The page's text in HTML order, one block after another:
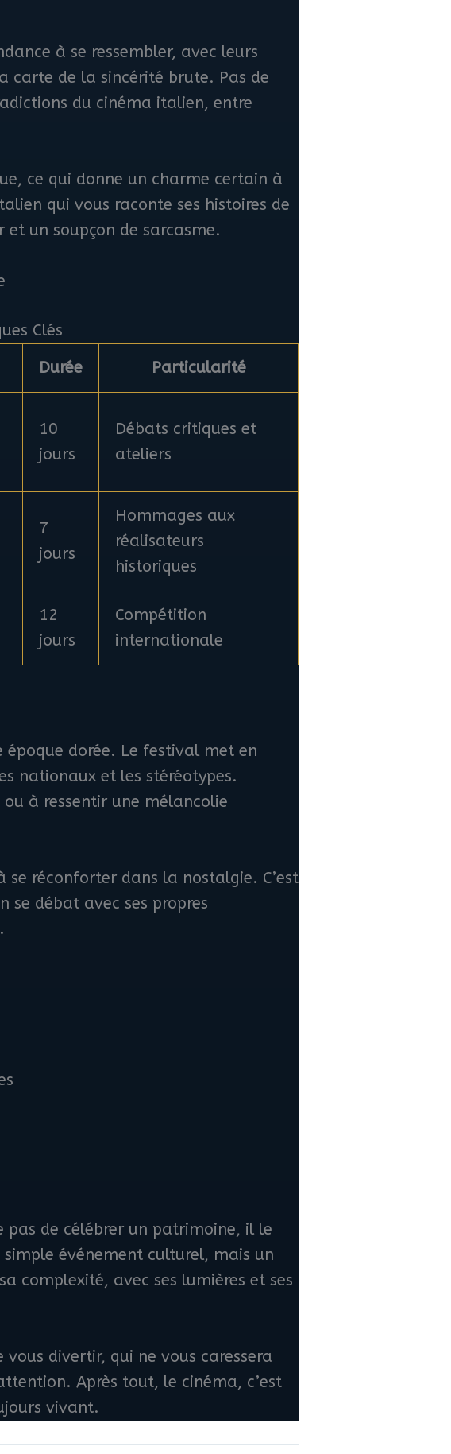
à se ressembler, avec leurs
carte de la sincérité brute. Pas de
du cinéma italien, entre
ce qui donne un charme certain à
qui vous raconte ses histoires de
un soupçon de sarcasme.
Clés
Durée Particularité
10
jours
Débats critiques et
ateliers
7
jours
Hommages aux
réalisateurs
historiques
12
jours
Compétition
internationale
dorée. Le festival met en
nationaux et les stéréotypes.
à ressentir une mélancolie
se réconforter dans la nostalgie. C’est
débat avec ses propres
pas de célébrer un patrimoine, il le
événement culturel, mais un
complexité, avec ses lumières et ses
divertir, qui ne vous caressera
Après tout, le cinéma, c’est
vivant.